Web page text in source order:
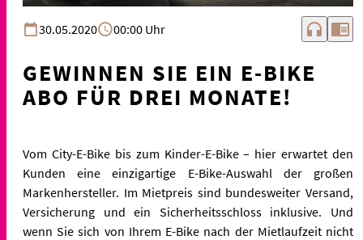
30.05.2020 00:00 Uhr headphones chrome_reader_mode
GEWINNEN SIE EIN E-BIKE
ABO FÜR DREI MONATE!
Vom City-E-Bike bis zum Kinder-E-Bike – hier erwartet den
Kunden eine einzigartige E-Bike-Auswahl der großen
Markenhersteller. Im Mietpreis sind bundesweiter Versand,
Versicherung und ein Sicherheitsschloss inklusive. Und
wenn Sie sich von Ihrem E-Bike nach der Mietlaufzeit nicht